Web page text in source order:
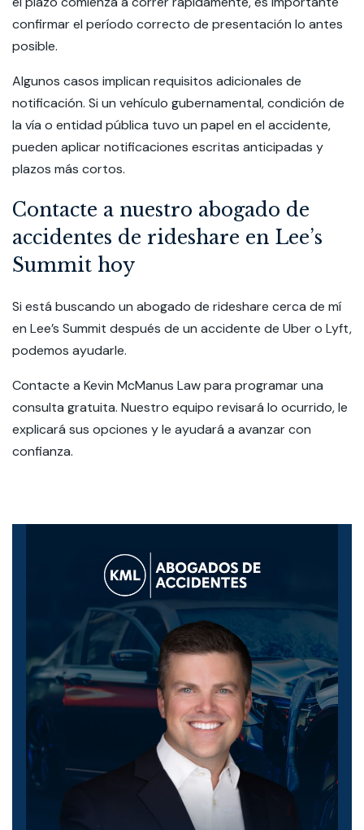
confirmar el período correcto de presentación lo antes
posible.
Algunos casos implican requisitos adicionales de
notificación. Si un vehículo gubernamental, condición de
la vía o entidad pública tuvo un papel en el accidente,
pueden aplicar notificaciones escritas anticipadas y
plazos más cortos.
Contacte a nuestro abogado de
accidentes de rideshare en Lee’s
Summit hoy
Si está buscando un abogado de rideshare cerca de mí
en Lee’s Summit después de un accidente de Uber o Lyft,
podemos ayudarle.
Contacte a Kevin McManus Law para programar una
consulta gratuita. Nuestro equipo revisará lo ocurrido, le
explicará sus opciones y le ayudará a avanzar con
confianza.